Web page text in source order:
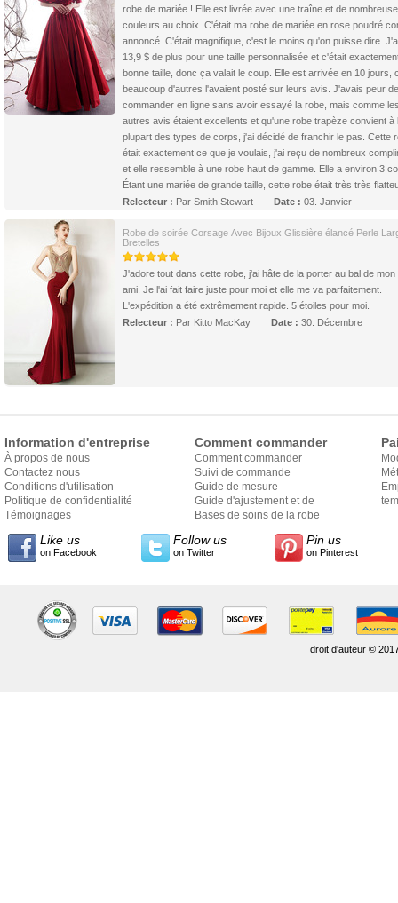
robe de mariée ! Elle est livrée avec une traîne et de
couleurs au choix. C'était ma robe de mariée en rose poudré
annoncé. C'était magnifique, c'est le moins qu'on puisse dire.
13,9 $ de plus pour une taille personnalisée et c'était
bonne taille, donc ça valait le coup. Elle est arrivée en 10 jours,
beaucoup d'autres l'avaient posté sur leurs avis. J'avais peur de
commander en ligne sans avoir essayé la robe, mais comme
autres avis étaient excellents et qu'une robe trapèze convient à
plupart des types de corps, j'ai décidé de franchir le pas. Cette
était exactement ce que je voulais, j'ai reçu de nombreux
et elle ressemble à une robe haut de gamme. Elle a environ 3
Étant une mariée de grande taille, cette robe était très très
Relecteur : Par Smith Stewart Date : 03. Janvier
Robe de soirée Corsage Avec Bijoux Glissière élancé Perle
Bretelles
J'adore tout dans cette robe, j'ai hâte de la porter au bal de mon
ami. Je l'ai fait faire juste pour moi et elle me va parfaitement.
L'expédition a été extrêmement rapide. 5 étoiles pour moi.
Relecteur : Par Kitto MacKay Date : 30. Décembre
Information d'entreprise
À propos de nous
Contactez nous
Conditions d'utilisation
Politique de confidentialité
Témoignages
Comment commander
Comment commander
Suivi de commande
Guide de mesure
Guide d'ajustement et de
style
Bases de soins de la robe
Like us
on Facebook
Follow us
on Twitter
Pin us
on Pinterest
droit d'auteur ©